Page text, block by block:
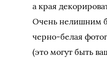
а края
Очень нелишним
черно-белая
(это могут быть